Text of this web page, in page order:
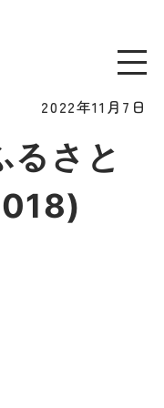
2022年11月7日
るさと